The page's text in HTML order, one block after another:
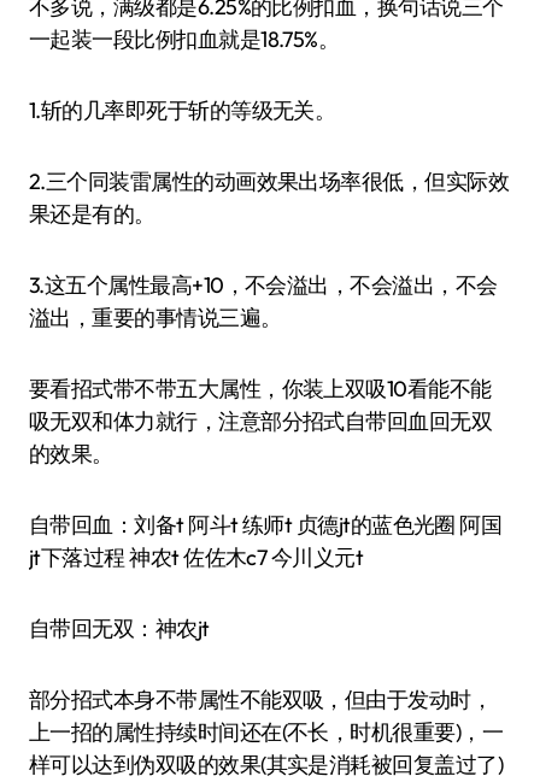
不多说，满级都是6.25%的比例扣血，换句话说三个
一起装一段比例扣血就是18.75%。
1.斩的几率即死于斩的等级无关。
2.三个同装雷属性的动画效果出场率很低，但实际效
果还是有的。
3.这五个属性最高+10，不会溢出，不会溢出，不会
溢出，重要的事情说三遍。
要看招式带不带五大属性，你装上双吸10看能不能
吸无双和体力就行，注意部分招式自带回血回无双
的效果。
自带回血：刘备t 阿斗t 练师t 贞德jt的蓝色光圈 阿国
jt下落过程 神农t 佐佐木c7 今川义元t
自带回无双：神农jt
部分招式本身不带属性不能双吸，但由于发动时，
上一招的属性持续时间还在(不长，时机很重要)，一
样可以达到伪双吸的效果(其实是消耗被回复盖过了)